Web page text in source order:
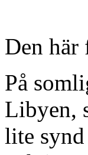
Den här
På
Libyen,
lite synd